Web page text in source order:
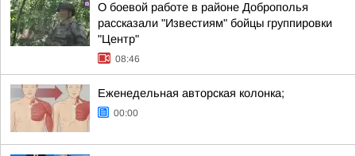
О боевой работе в районе Доброполья
рассказали "Известиям" бойцы группировки
"Центр"
08:46
Еженедельная авторская колонка;
00:00